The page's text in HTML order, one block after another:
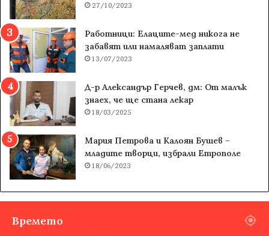
27/10/2023
Работници: Елаците-мед никога не
забавят или намаляват заплати
13/07/2023
Д-р Александър Герчев, дм: От малък
знаех, че ще стана лекар
18/03/2025
Мария Петрова и Калоян Бушев –
младите творци, избрали Етрополе
18/06/2023
Времето